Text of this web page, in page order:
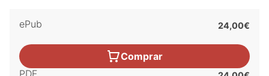
ePub 24,00€
Comprar